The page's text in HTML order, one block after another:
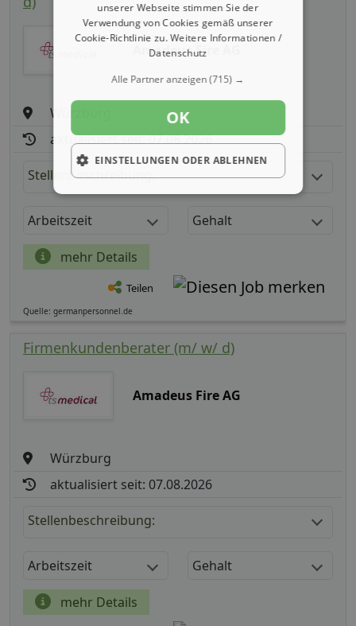
Amadeus Fire AG
Würzburg
aktualisiert seit: 07.08.2026
Stellenbeschreibung:
Arbeitszeit Gehalt
mehr Details
Teilen
Quelle: germanpersonnel.de
Firmenkundenberater (m/ w/ d)
Amadeus Fire AG
Würzburg
aktualisiert seit: 07.08.2026
Stellenbeschreibung:
Arbeitszeit Gehalt
mehr Details
unserer Webseite stimmen Sie der
Verwendung von Cookies gemäß unserer
Cookie-Richtlinie zu.Weitere Informationen /
Datenschutz
Alle Partner anzeigen(715) →
OK
EINSTELLUNGEN ODER ABLEHNEN